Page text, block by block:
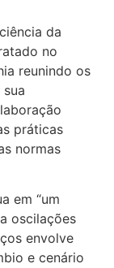
da
no
reunindo os
práticas
normas
em “um
oscilações
envolve
e cenário